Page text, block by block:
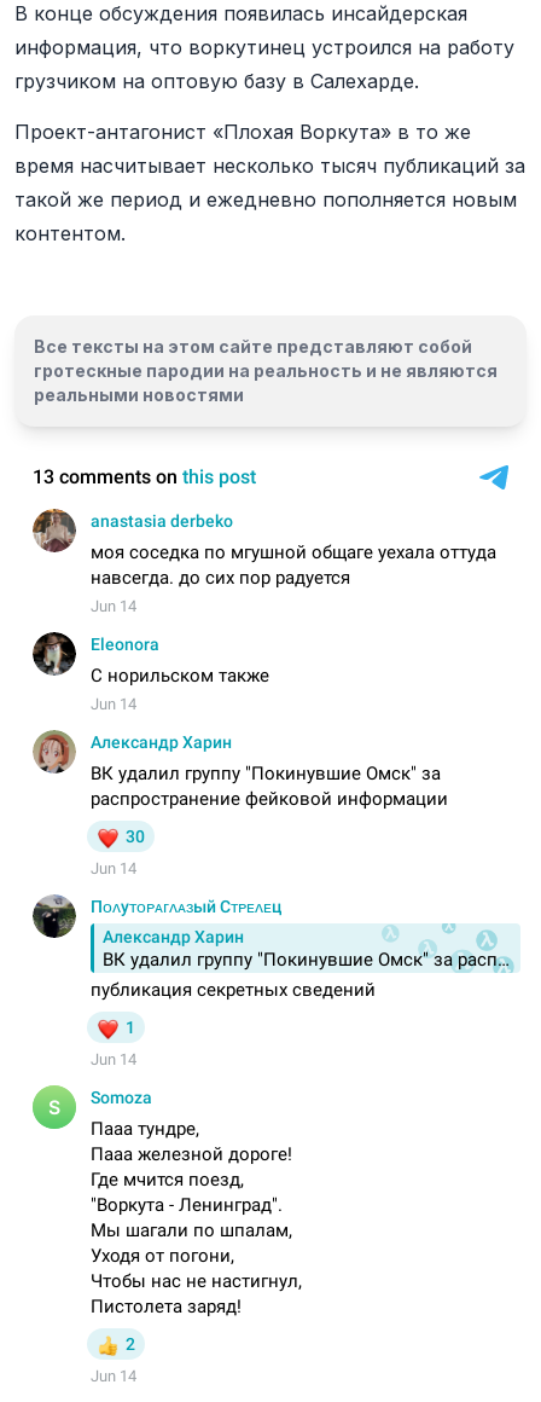
В конце обсуждения появилась инсайдерская
информация, что воркутинец устроился на работу
грузчиком на оптовую базу в Салехарде.
Проект-антагонист «Плохая Воркута» в то же
время насчитывает несколько тысяч публикаций за
такой же период и ежедневно пополняется новым
контентом.
Все тексты на этом сайте представляют собой
гротескные пародии на реальность и не являются
реальными новостями